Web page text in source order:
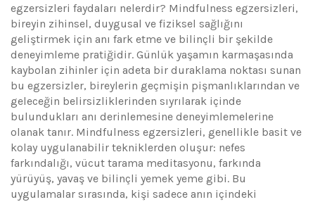
egzersizleri​ faydaları nelerdir? Mindfulness egzersizleri,
bireyin zihinsel, duygusal ve fiziksel sağlığını
geliştirmek için anı fark etme ve bilinçli bir şekilde
deneyimleme pratiğidir. Günlük yaşamın karmaşasında
kaybolan zihinler için adeta bir duraklama noktası sunan
bu egzersizler, bireylerin geçmişin pişmanlıklarından ve
geleceğin belirsizliklerinden sıyrılarak içinde
bulundukları anı derinlemesine deneyimlemelerine
olanak tanır. Mindfulness egzersizleri, genellikle basit ve
kolay uygulanabilir tekniklerden oluşur: nefes
farkındalığı, vücut tarama meditasyonu, farkında
yürüyüş, yavaş ve bilinçli yemek yeme gibi. Bu
uygulamalar sırasında, kişi sadece anın içindeki